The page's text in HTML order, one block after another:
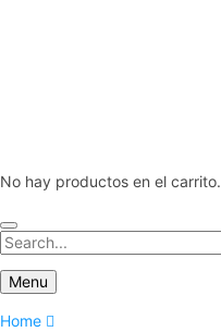
No hay productos en el carrito.
Menu
Home